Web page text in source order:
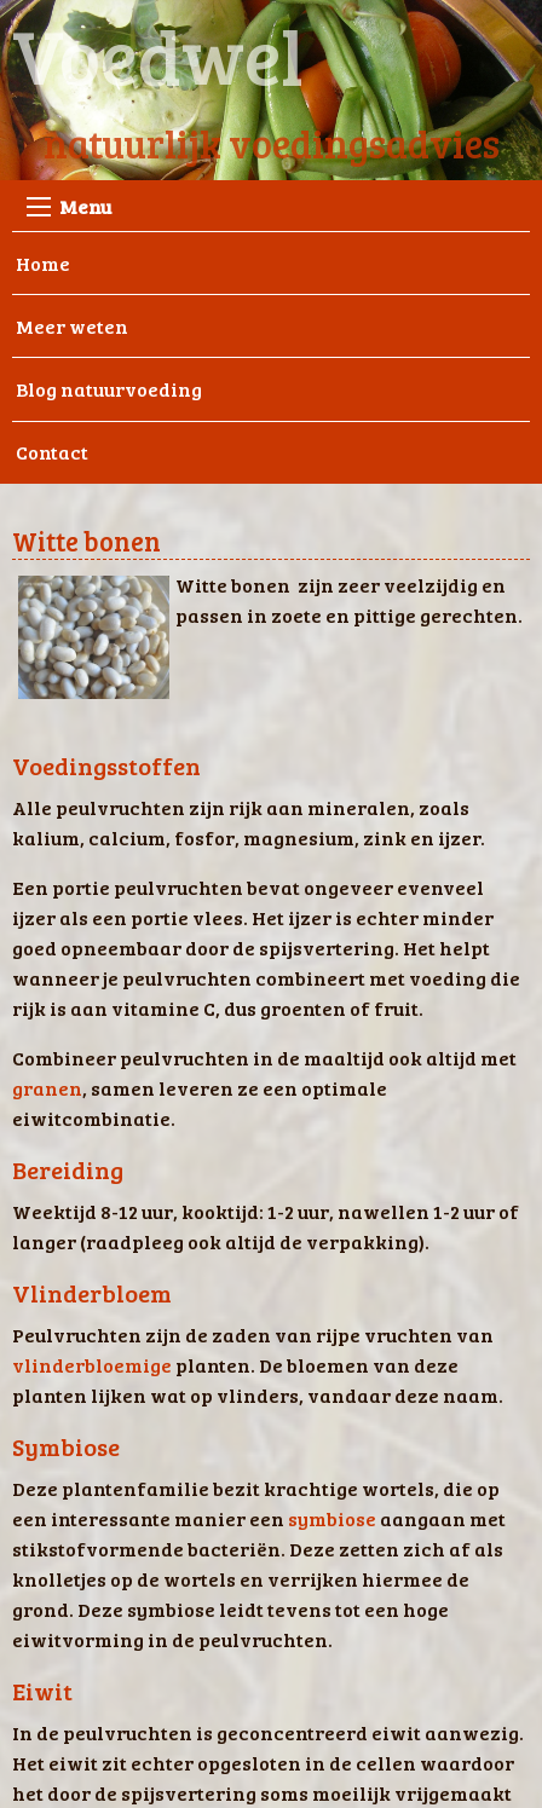
Voedwel
natuurlijk voedingsadvies
Menu
Home
Meer weten
Blog natuurvoeding
Contact
Witte bonen
Witte bonen zijn zeer veelzijdig en
passen in zoete en pittige gerechten.
Voedingsstoffen
Alle peulvruchten zijn rijk aan mineralen, zoals
kalium, calcium, fosfor, magnesium, zink en ijzer.
Een portie peulvruchten bevat ongeveer evenveel
ijzer als een portie vlees. Het ijzer is echter minder
goed opneembaar door de spijsvertering. Het helpt
wanneer je peulvruchten combineert met voeding die
rijk is aan vitamine C, dus groenten of fruit.
Combineer peulvruchten in de maaltijd ook altijd met
granen, samen leveren ze een optimale
eiwitcombinatie.
Bereiding
Weektijd 8-12 uur, kooktijd: 1-2 uur, nawellen 1-2 uur of
langer (raadpleeg ook altijd de verpakking).
Vlinderbloem
Peulvruchten zijn de zaden van rijpe vruchten van
vlinderbloemige planten. De bloemen van deze
planten lijken wat op vlinders, vandaar deze naam.
Symbiose
Deze plantenfamilie bezit krachtige wortels, die op
een interessante manier een symbiose aangaan met
stikstofvormende bacteriën. Deze zetten zich af als
knolletjes op de wortels en verrijken hiermee de
grond. Deze symbiose leidt tevens tot een hoge
eiwitvorming in de peulvruchten.
Eiwit
In de peulvruchten is geconcentreerd eiwit aanwezig.
Het eiwit zit echter opgesloten in de cellen waardoor
het door de spijsvertering soms moeilijk vrijgemaakt